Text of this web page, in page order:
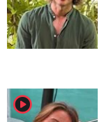
player2